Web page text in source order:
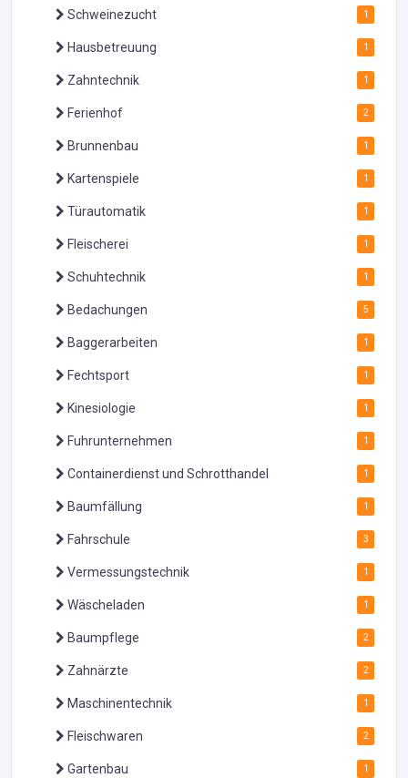
Schweinezucht 1
Hausbetreuung 1
Zahntechnik 1
Ferienhof 2
Brunnenbau 1
Kartenspiele 1
Türautomatik 1
Fleischerei 1
Schuhtechnik 1
Bedachungen 5
Baggerarbeiten 1
Fechtsport 1
Kinesiologie 1
Fuhrunternehmen 1
Containerdienst und Schrotthandel 1
Baumfällung 1
Fahrschule 3
Vermessungstechnik 1
Wäscheladen 1
Baumpflege 2
Zahnärzte 2
Maschinentechnik 1
Fleischwaren 2
Gartenbau 1